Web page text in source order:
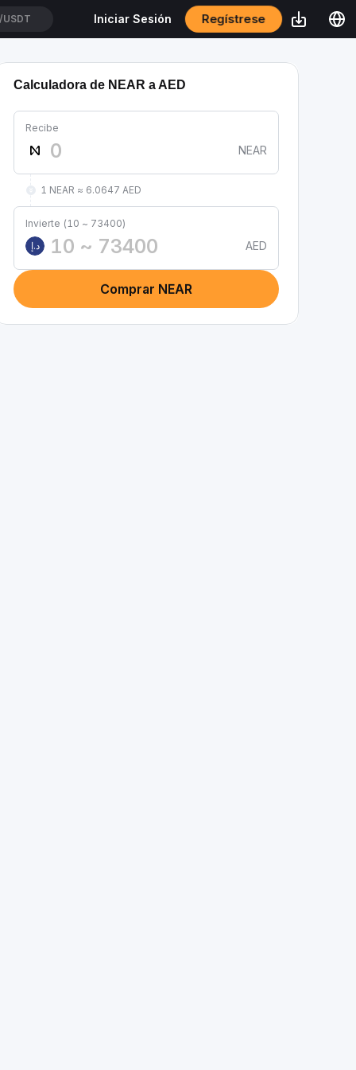
USDT Iniciar Sesión Regístrese
Calculadora de NEAR a AED
Recibe
NEAR
1 NEAR ≈ 6.0647 AED
Invierte (10 ~ 73400)
د.إ
AED
Comprar NEAR